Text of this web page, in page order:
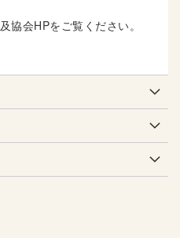
協会HPをご覧ください。